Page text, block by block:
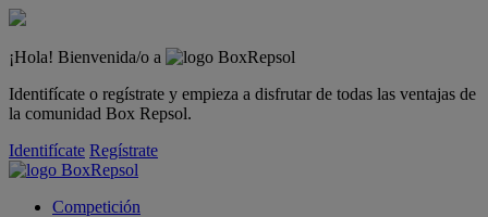
¡Hola! Bienvenida/o a
Identifícate o regístrate y empieza a disfrutar de todas las ventajas de
la comunidad Box Repsol.
Identifícate Regístrate
Competición